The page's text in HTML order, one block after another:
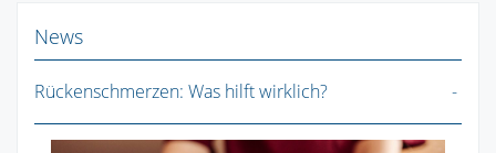
News
Rückenschmerzen: Was hilft wirklich?